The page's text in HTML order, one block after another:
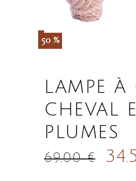
50 %
LAMPE À
CHEVAL
PLUMES
69.00€